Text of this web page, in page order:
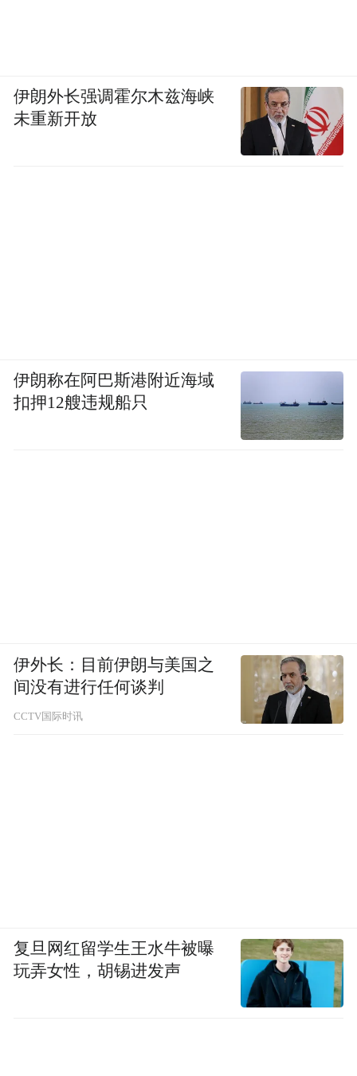
伊朗外长强调霍尔木兹海峡
未重新开放
伊朗称在阿巴斯港附近海域
扣押12艘违规船只
伊外长：目前伊朗与美国之
间没有进行任何谈判
CCTV国际时讯
复旦网红留学生王水牛被曝
玩弄女性，胡锡进发声